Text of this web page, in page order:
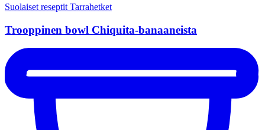
Suolaiset reseptit Tarrahetket
Trooppinen bowl Chiquita-banaaneista